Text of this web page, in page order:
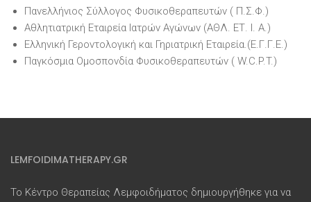
Πανελλήνιος Σύλλογος Φυσικοθεραπευτών ( Π.Σ.Φ.)
Αθλητιατρική Εταιρεία Ιατρών Αγώνων (ΑΘΛ. ΕΤ. Ι. Α.)
Ελληνική Γεροντολογική και Γηριατρική Εταιρεία.(Ε.Γ.Γ.Ε.)
Παγκόσμια Ομοσπονδία Φυσικοθεραπευτών ( W.C.P.T.)
LEMFOIDIMATHERAPY.GR
Το Κέντρο Θεραπείας Λεμφοιδήματος δημιουργήθηκε για να